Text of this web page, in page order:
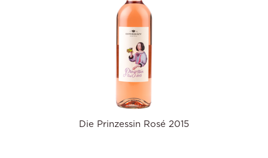
Die Prinzessin Rosé 2015